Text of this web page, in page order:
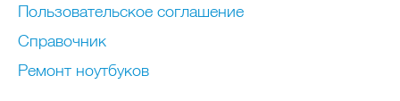
Пользовательское соглашение
Справочник
Ремонт нoутбуков